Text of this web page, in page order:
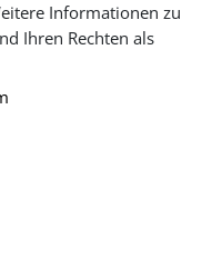
Informationen zu
Ihren Rechten als